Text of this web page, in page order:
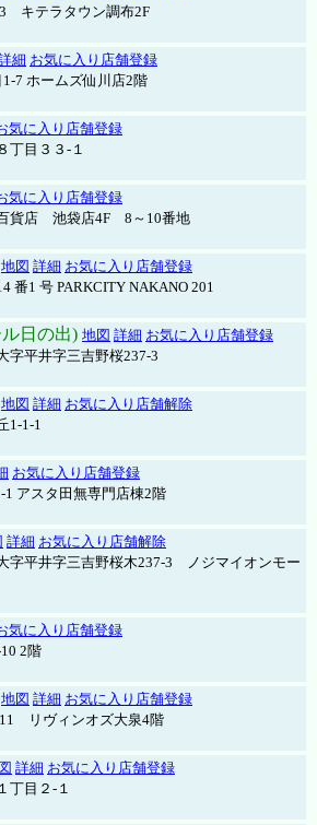
キテラタウン調布2F
細 お気に入り店舗登録
7 ホームズ仙川店2階
気に入り店舗登録
丁目３３-１
気に入り店舗登録
貨店 池袋店4F 8～10番地
地図 詳細 お気に入り店舗登録
番1 号 PARKCITY NAKANO 201
日の出) 地図 詳細 お気に入り店舗登録
字平井字三吉野桜237-3
地図 詳細 お気に入り店舗解除
1-1-1
お気に入り店舗登録
アスタ田無専門店棟2階
詳細 お気に入り店舗解除
字平井字三吉野桜木237-3 ノジマイオンモー
気に入り店舗登録
2階
地図 詳細 お気に入り店舗登録
リヴィンオズ大泉4階
詳細 お気に入り店舗登録
丁目２-１